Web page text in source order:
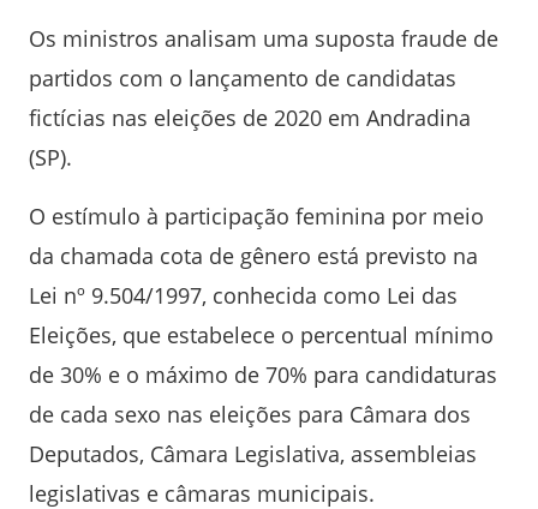
Os ministros analisam uma suposta fraude de
partidos com o lançamento de candidatas
fictícias nas eleições de 2020 em Andradina
(SP).
O estímulo à participação feminina por meio
da chamada cota de gênero está previsto na
Lei nº 9.504/1997, conhecida como Lei das
Eleições, que estabelece o percentual mínimo
de 30% e o máximo de 70% para candidaturas
de cada sexo nas eleições para Câmara dos
Deputados, Câmara Legislativa, assembleias
legislativas e câmaras municipais.